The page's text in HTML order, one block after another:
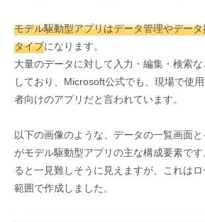
モデル駆動型アプリはデータ管理やデー
タイプになります。
大量のデータに対して入力・編集・検索
しており、Microsoft公式でも、現場で使
者向けのアプリだと言われています。
以下の画像のような、データの一覧画面
がモデル駆動型アプリの主な構成要素で
ると一見難しそうに見えますが、これは
範囲で作成しました。